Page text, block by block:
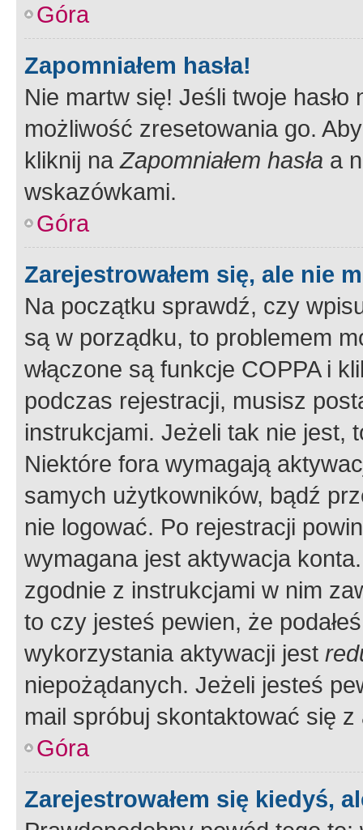
Góra
Zapomniałem hasła!
Nie martw się! Jeśli twoje
możliwość zresetowania go.
kliknij naZapomniałem hasła a
wskazówkami.
Góra
Zarejestrowałem się, ale nie
Na początku sprawdź, czy
są w porządku, to problemem
włączone są funkcje COPPA i
podczas rejestracji, musisz
instrukcjami. Jeżeli tak nie jest,
Niektóre fora wymagają
samych użytkowników, bądź
nie logować. Po rejestracji
wymagana jest aktywacja
zgodnie z instrukcjami w nim
to czy jesteś pewien, że
wykorzystania aktywacji jest
niepożądanych. Jeżeli jesteś
mail spróbuj skontaktować się
Góra
Zarejestrowałem się kiedyś,